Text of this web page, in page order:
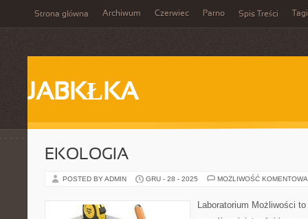
Strona główna Archiwum Czerwiec Parno Spis Treści Tagi
JABKŁKA
EKOLOGIA
POSTED BY ADMIN GRU - 28 - 2025 MOŻLIWOŚĆ
Laboratorium Możliwości